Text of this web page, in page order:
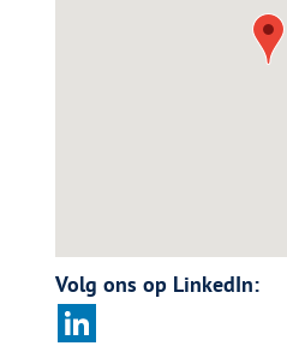
Volg ons op LinkedIn: